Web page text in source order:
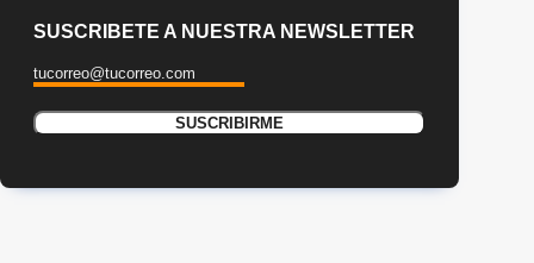
SUSCRIBETE A NUESTRA NEWSLETTER